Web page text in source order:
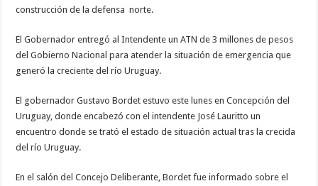
construcción de la defensa norte.
El Gobernador entregó al Intendente un ATN de 3 millones de pesos
del Gobierno Nacional para atender la situación de emergencia que
generó la creciente del río Uruguay.
El gobernador Gustavo Bordet estuvo este lunes en Concepción del
Uruguay, donde encabezó con el intendente José Lauritto un
encuentro donde se trató el estado de situación actual tras la crecida
del río Uruguay.
En el salón del Concejo Deliberante, Bordet fue informado sobre el